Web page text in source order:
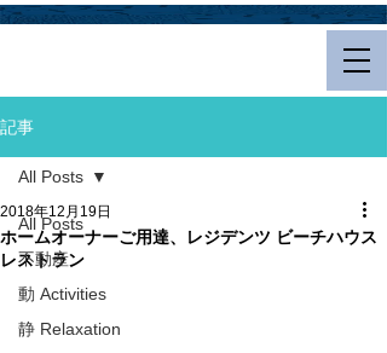
記事
All Posts
不動産
動 Activities
静 Relaxation
All Posts
ホームオーナーご用達、レジデンツ ビーチハウス
レストラン
2018年12月19日